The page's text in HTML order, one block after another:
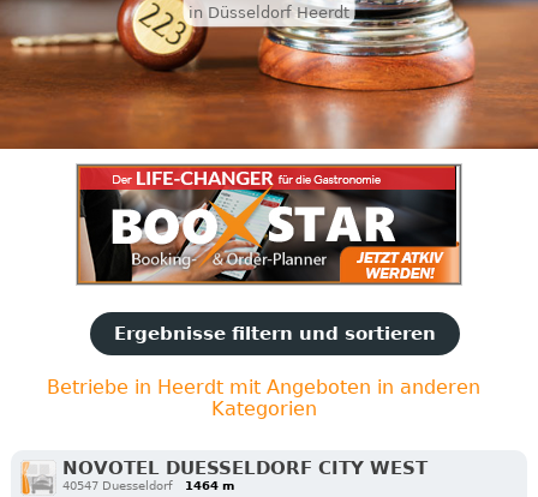
in Düsseldorf Heerdt
Ergebnisse filtern und sortieren
Betriebe in Heerdt mit Angeboten in anderen
Kategorien
NOVOTEL DUESSELDORF CITY WEST
40547 Duesseldorf 1464 m